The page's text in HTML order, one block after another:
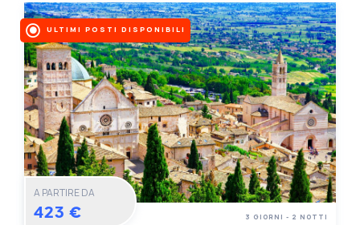
ULTIMI POSTI DISPONIBILI
A PARTIRE DA
423 € 3 GIORNI - 2 NOTTI